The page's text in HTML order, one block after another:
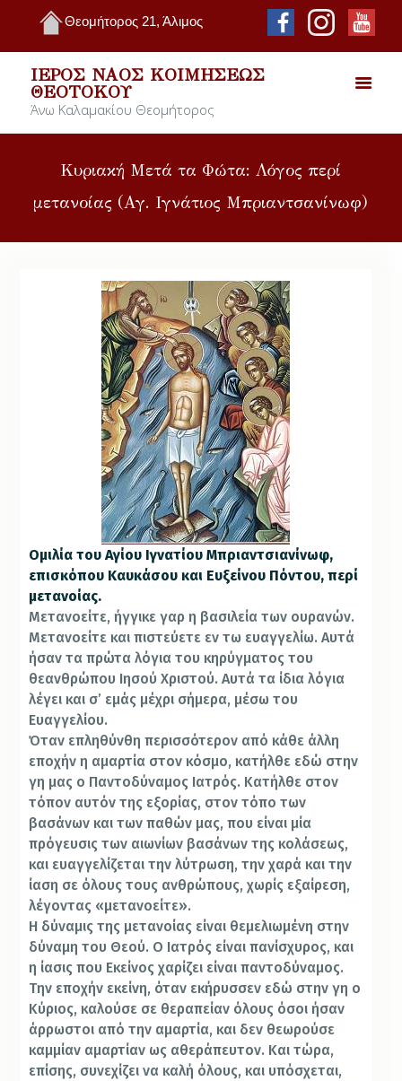
Θεομήτορος 21, Άλιμος
ΙΕΡΌΣ ΝΑΌΣ ΚΟΙΜΉΣΕΩΣ
ΘΕΟΤΌΚΟΥ
Άνω Καλαμακίου Θεομήτορος
Κυριακή Μετά τα Φώτα: Λόγος περί
μετανοίας (Αγ. Ιγνάτιος Μπριαντσανίνωφ)
Ομιλία του Αγίου Ιγνατίου Μπριαντσιανίνωφ,
επισκόπου Καυκάσου και Ευξείνου Πόντου, περί
μετανοίας.
Μετανοείτε, ήγγικε γαρ η βασιλεία των ουρανών.
Μετανοείτε και πιστεύετε εν τω ευαγγελίω. Αυτά
ήσαν τα πρώτα λόγια του κηρύγματος του
θεανθρώπου Ιησού Χριστού. Αυτά τα ίδια λόγια
λέγει και σ’ εμάς μέχρι σήμερα, μέσω του
Ευαγγελίου.
Όταν επληθύνθη περισσότερον από κάθε άλλη
εποχήν η αμαρτία στον κόσμο, κατήλθε εδώ στην
γη μας ο Παντοδύναμος Ιατρός. Κατήλθε στον
τόπον αυτόν της εξορίας, στον τόπο των
βασάνων και των παθών μας, που είναι μία
πρόγευσις των αιωνίων βασάνων της κολάσεως,
και ευαγγελίζεται την λύτρωση, την χαρά και την
ίαση σε όλους τους ανθρώπους, χωρίς εξαίρεση,
λέγοντας «μετανοείτε».
Η δύναμις της μετανοίας είναι θεμελιωμένη στην
δύναμη του Θεού. Ο Ιατρός είναι πανίσχυρος, και
η ίασις που Εκείνος χαρίζει είναι παντοδύναμος.
Την εποχήν εκείνη, όταν εκήρυσσεν εδώ στην γη ο
Κύριος, καλούσε σε θεραπείαν όλους όσοι ήσαν
άρρωστοι από την αμαρτία, και δεν θεωρούσε
καμμίαν αμαρτίαν ως αθεράπευτον. Και τώρα,
επίσης, συνεχίζει να καλή όλους, και υπόσχεται,